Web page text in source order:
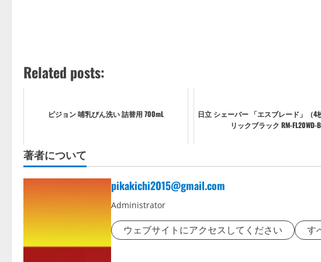
Related posts:
ピジョン 哺乳びん洗い 詰替用 700mL
日立 シェーバー 「エスブレード」（4
リックブラック RM-FL20WD-B
著者について
pikakichi2015@gmail.com
Administrator
ウェブサイトにアクセスしてください す